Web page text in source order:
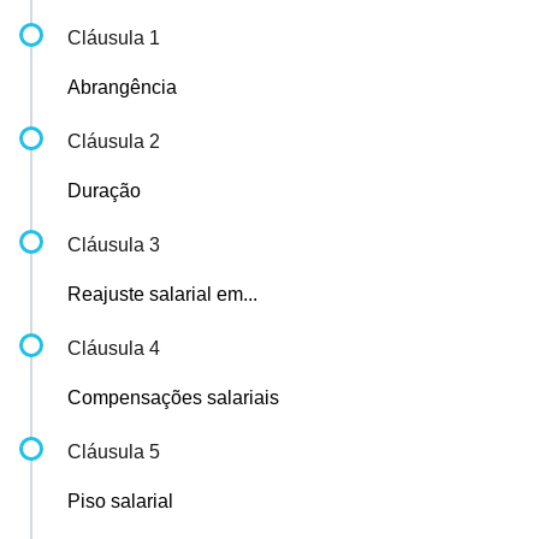
Cláusula 1
Abrangência
Cláusula 2
Duração
Cláusula 3
Reajuste salarial em...
Cláusula 4
Compensações salariais
Cláusula 5
Piso salarial